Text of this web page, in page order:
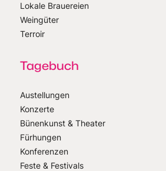
Lokale Brauereien
Weingüter
Terroir
Tagebuch
Austellungen
Konzerte
Bünenkunst & Theater
Fürhungen
Konferenzen
Feste & Festivals